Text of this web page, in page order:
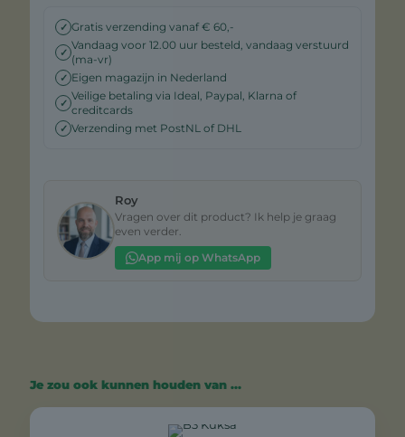
✓ Gratis verzending vanaf € 60,-
✓
Vandaag voor 12.00 uur besteld, vandaag verstuurd
(ma-vr)
✓ Eigen magazijn in Nederland
✓
Veilige betaling via Ideal, Paypal, Klarna of
creditcards
✓ Verzending met PostNL of DHL
Roy
Vragen over dit product? Ik help je graag
even verder.
App mij op WhatsApp
Je zou ook kunnen houden van …